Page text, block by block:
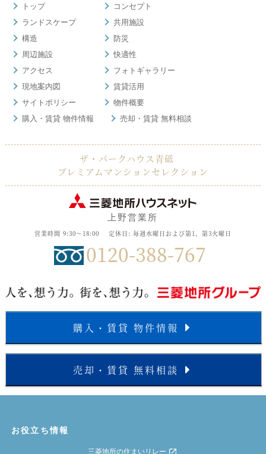
トップ
コンセプト
ランドスケープ
共用施設
構造
防災
周辺施設
快適性
アクセス
フォトギャラリー
現地案内図
賃貸活用
サイトポリシー
物件概要
購入・賃貸 物件情報
売却・賃貸 無料相談
ザ・パークハウス青砥
プレミアムマンションセレクション
上野営業所
営業時間 9:30～18:00 定休日: 毎週水曜日および第1、第3火曜日
0120-388-767
購入・賃貸 物件情報
売却・賃貸 無料相談
お役立ち情報
三菱地所の住まいリレー